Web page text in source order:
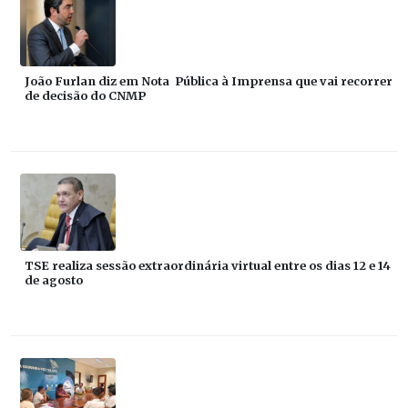
João Furlan diz em Nota Pública à Imprensa que vai recorrer
de decisão do CNMP
TSE realiza sessão extraordinária virtual entre os dias 12 e 14
de agosto